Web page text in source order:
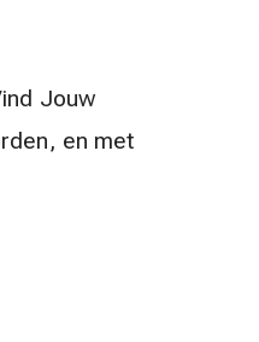
Jouw
en met